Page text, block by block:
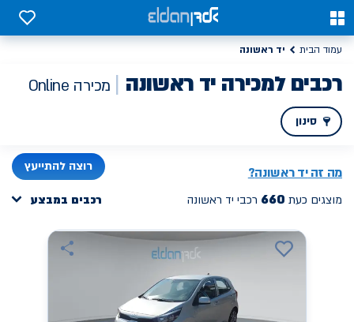
0
0
עמוד הבית יד ראשונה
רכבים למכירה יד ראשונה מכירה Online
סינון
מה זהיד ראשונה? רוצה להתייעץ
מוצגים כעת רכבי יד ראשונה רכבים במבצע
רכבים למכירה יד ראשונה | אלדן מכירת רכב ONLINE